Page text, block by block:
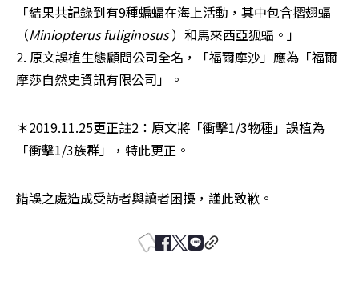
「結果共記錄到有9種蝙蝠在海上活動，其中包含摺翅蝠
（Miniopterus fuliginosus ）和馬來西亞狐蝠。」
2. 原文誤植生態顧問公司全名，「福爾摩沙」應為「福爾
摩莎自然史資訊有限公司」。
＊2019.11.25更正註2：原文將「衝擊1/3物種」誤植為
「衝擊1/3族群」，特此更正。
錯誤之處造成受訪者與讀者困擾，謹此致歉。